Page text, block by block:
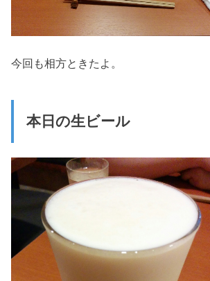
今回も相方ときたよ。
本日の生ビール